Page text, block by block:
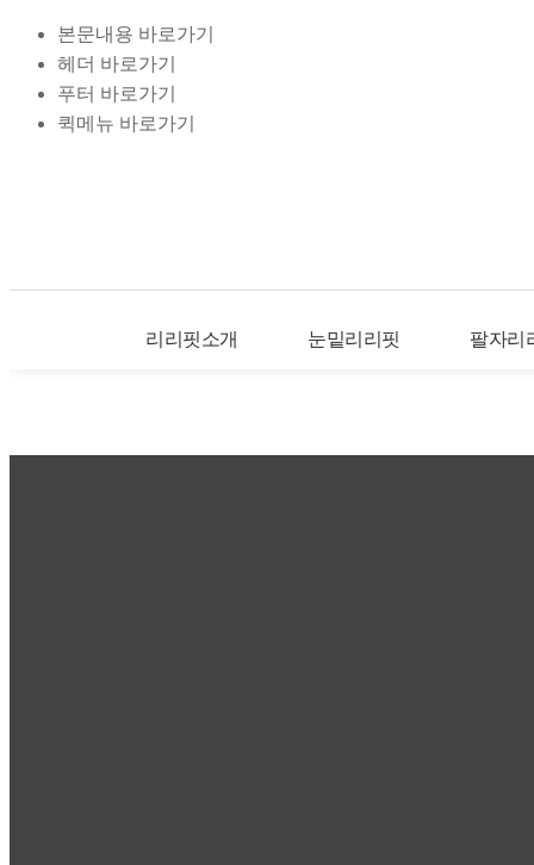
본문내용 바로가기
헤더 바로가기
푸터 바로가기
퀵메뉴 바로가기
리리핏소개 눈밑리리핏 팔자리